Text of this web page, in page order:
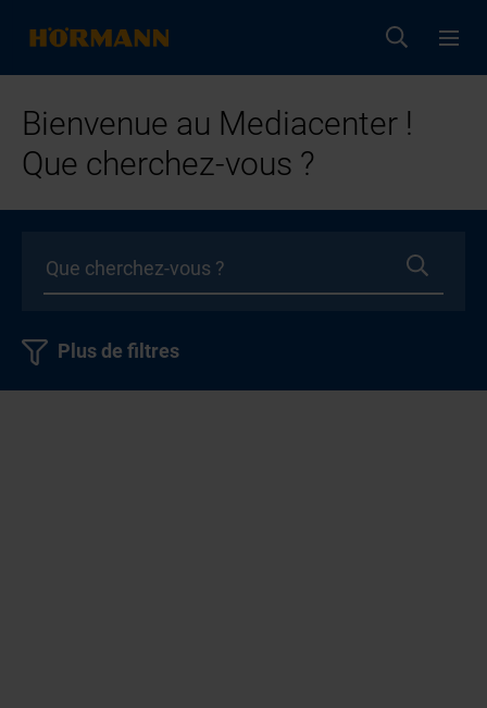
Bienvenue au Mediacenter !
Que cherchez-vous ?
Plus de filtres